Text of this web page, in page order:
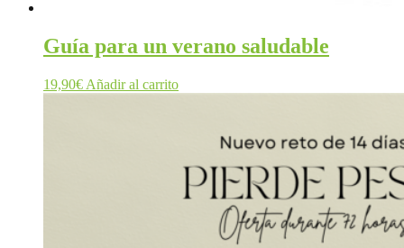
Guía para un verano saludable
19,90€ Añadir al carrito